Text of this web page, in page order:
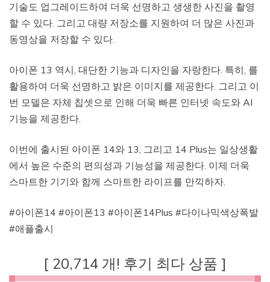
기술도 업그레이드하여 더욱 선명하고 생생한 사진을 촬영
할 수 있다. 그리고 대량 저장소를 지원하여 더 많은 사진과
동영상을 저장할 수 있다.
아이폰 13 역시, 대단한 기능과 디자인을 자랑한다. 특히, 를
활용하여 더욱 선명하고 밝은 이미지를 제공한다. 그리고 이
번 모델은 자체 칩셋으로 인해 더욱 빠른 인터넷 속도와 AI
기능을 제공한다.
이번에 출시된 아이폰 14와 13, 그리고 14 Plus는 일상생활
에서 높은 수준의 편의성과 기능성을 제공한다. 이제 더욱
스마트한 기기와 함께 스마트한 라이프를 만끽하자.
#아이폰14 #아이폰13 #아이폰14Plus #다이나믹색상폭발
#애플출시
[ 20,714 개! 후기 최다 상품 ]